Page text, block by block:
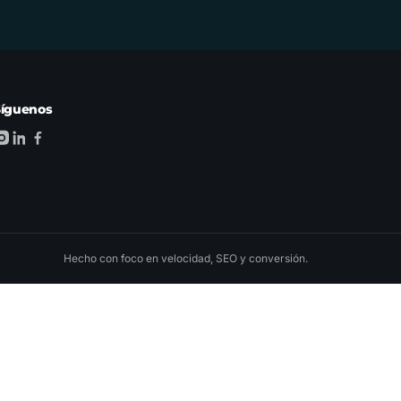
Hecho con foco en velocidad, SEO y conversión.